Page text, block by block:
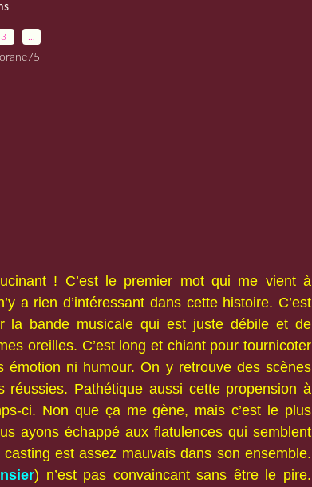
! C’est le premier mot qui me vient à
a rien d’intéressant dans cette histoire. C’est
la bande musicale qui est juste débile et de
oreilles. C’est long et chiant pour tournicoter
émotion ni humour. On y retrouve des scènes
réussies. Pathétique aussi cette propension à
ci. Non que ça me gène, mais c’est le plus
ayons échappé aux flatulences qui semblent
est assez mauvais dans son ensemble.
) n’est pas convaincant sans être le pire.